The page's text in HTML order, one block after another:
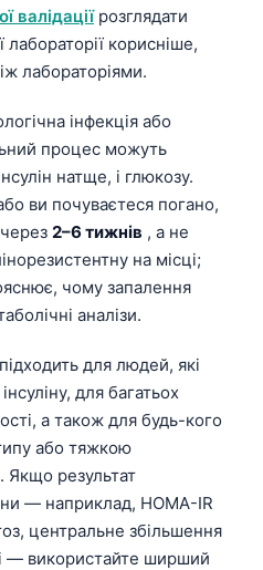
валідаціїрозглядати
лабораторії корисніше,
лабораторіями.
інфекція або
процес можуть
натще, і глюкозу.
ви почуваєтеся погано,
2–6 тижнів , а не
на місці;
чому запалення
аналізи.
для людей, які
для багатьох
а також для будь-кого
або тяжкою
Якщо результат
— наприклад, HOMA-IR
центральне збільшення
— використайте ширший